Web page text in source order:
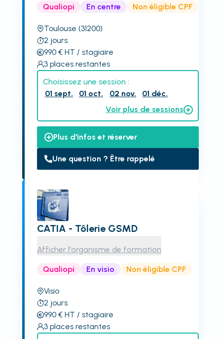
Qualiopi En centre Non éligible CPF
Toulouse (31200)
2 jours
990€ HT / stagiaire
3 places restantes
Choisissez une session :
01 sept.
01 oct. 02 nov.
01 déc.
Voir plus de sessions
Plus d'infos et réserver
Une question ? Être rappelé
CATIA - Tôlerie GSMD
Afficher l'organisme de formation
Qualiopi En visio Non éligible CPF
Visio
2 jours
990€ HT / stagiaire
3 places restantes